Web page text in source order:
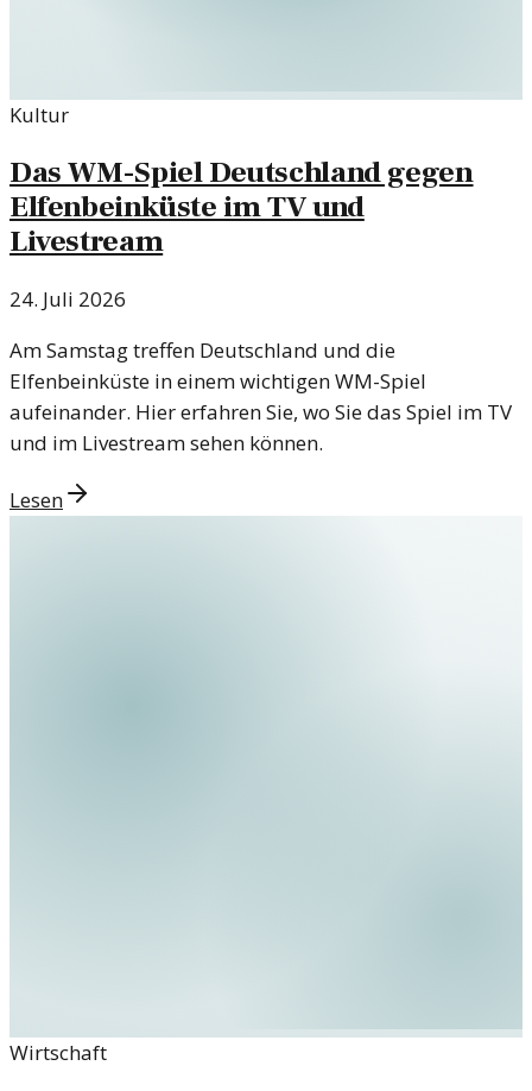
Kultur
Das WM-Spiel Deutschland gegen
Elfenbeinküste im TV und
Livestream
24. Juli 2026
Am Samstag treffen Deutschland und die
Elfenbeinküste in einem wichtigen WM-Spiel
aufeinander. Hier erfahren Sie, wo Sie das Spiel im TV
und im Livestream sehen können.
Lesen
Wirtschaft